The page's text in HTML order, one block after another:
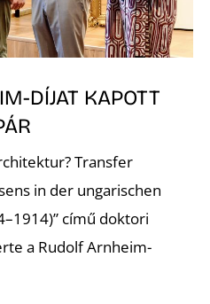
DÍJAT KAPOTT
Transfer
in der ungarischen
című doktori
a Rudolf Arnheim-